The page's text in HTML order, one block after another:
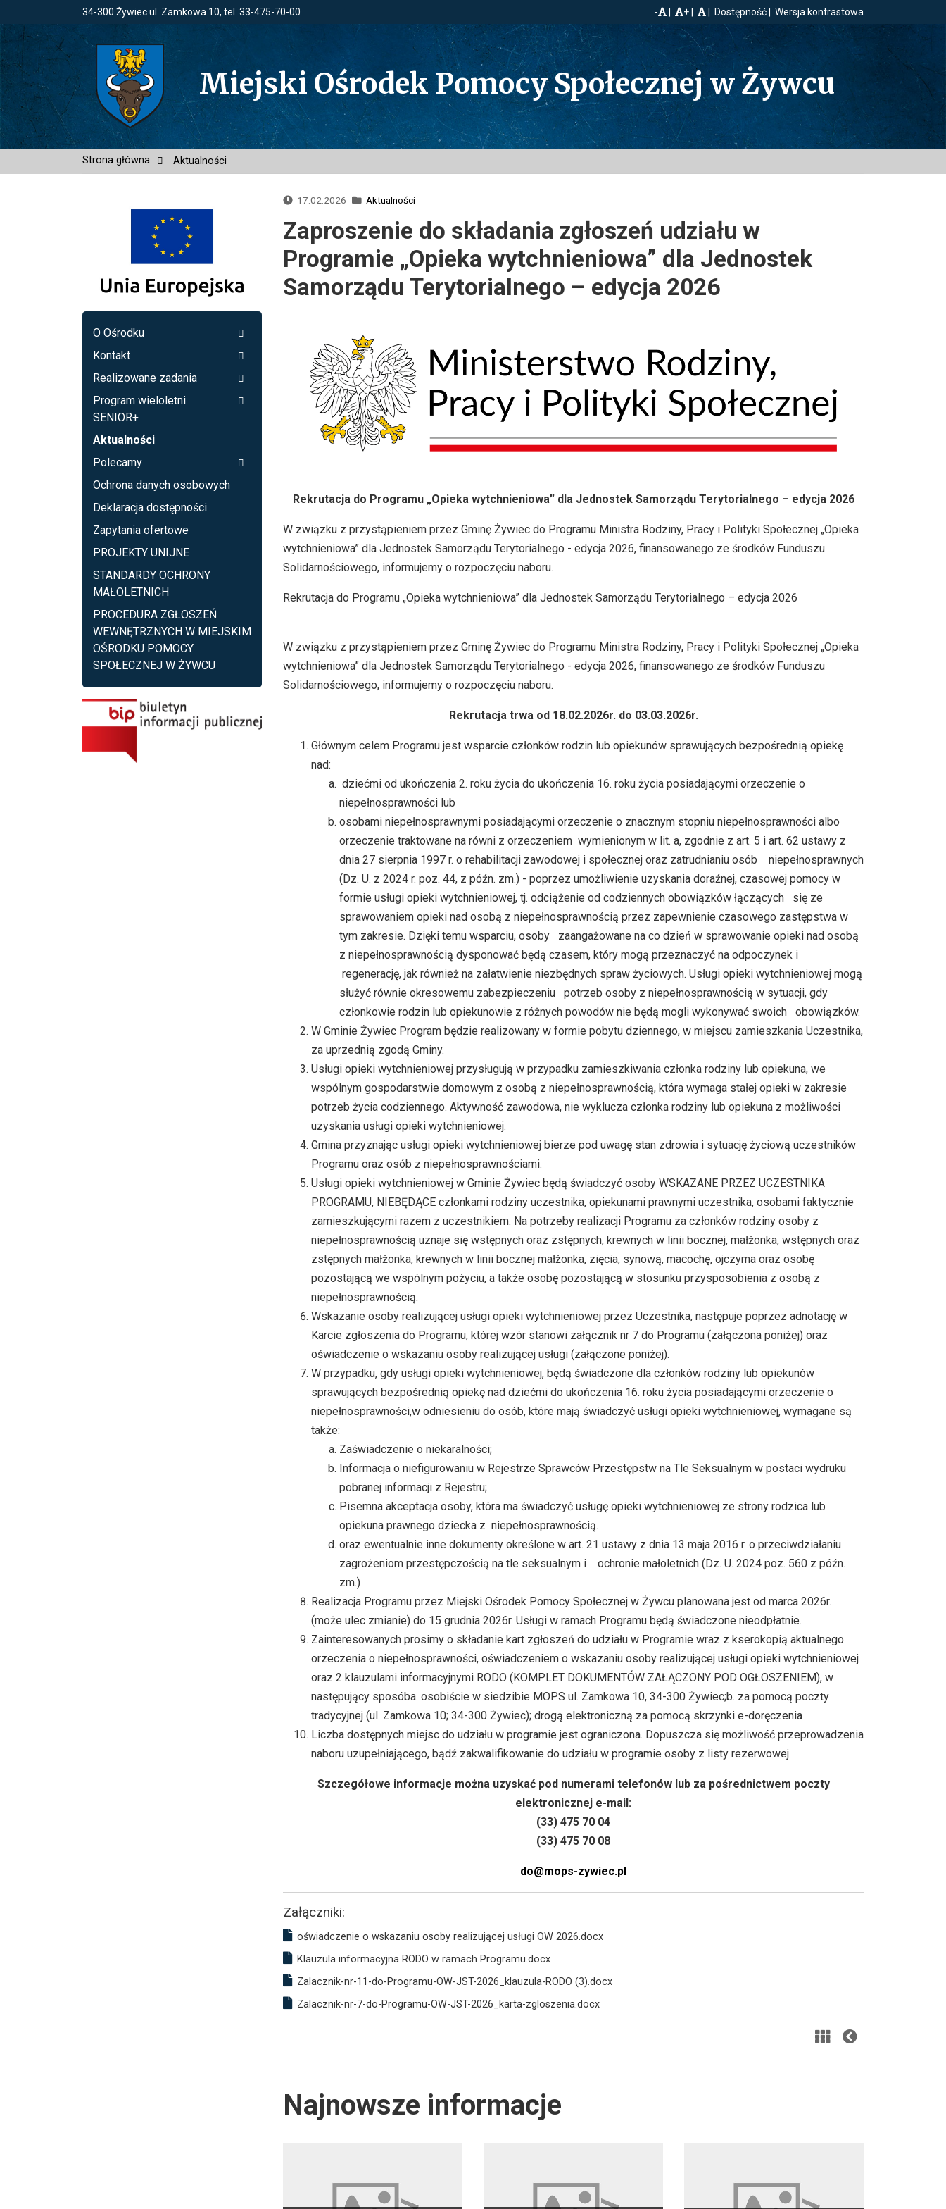
34-300 Żywiec ul. Zamkowa 10, tel. 33-475-70-00 - + Dostępność Wersja kontrastowa
Miejski Ośrodek Pomocy Społecznej w Żywcu
Strona główna Aktualności
O Ośrodku
Kontakt
Realizowane zadania
Program wieloletni
SENIOR+
Aktualności
Polecamy
Ochrona danych osobowych
Deklaracja dostępności
Zapytania ofertowe
PROJEKTY UNIJNE
STANDARDY OCHRONY
MAŁOLETNICH
PROCEDURA ZGŁOSZEŃ
WEWNĘTRZNYCH W MIEJSKIM
OŚRODKU POMOCY
SPOŁECZNEJ W ŻYWCU
17.02.2026 Aktualności
Zaproszenie do składania zgłoszeń udziału w
Programie „Opieka wytchnieniowa” dla Jednostek
Samorządu Terytorialnego – edycja 2026
Rekrutacja do Programu „Opieka wytchnieniowa” dla Jednostek Samorządu Terytorialnego – edycja 2026
W związku z przystąpieniem przez Gminę Żywiec do Programu Ministra Rodziny, Pracy i Polityki Społecznej „Opieka
wytchnieniowa” dla Jednostek Samorządu Terytorialnego - edycja 2026, finansowanego ze środków Funduszu
Solidarnościowego, informujemy o rozpoczęciu naboru.
Rekrutacja do Programu „Opieka wytchnieniowa” dla Jednostek Samorządu Terytorialnego – edycja 2026
W związku z przystąpieniem przez Gminę Żywiec do Programu Ministra Rodziny, Pracy i Polityki Społecznej „Opieka
wytchnieniowa” dla Jednostek Samorządu Terytorialnego - edycja 2026, finansowanego ze środków Funduszu
Solidarnościowego, informujemy o rozpoczęciu naboru.
Rekrutacja trwa od 18.02.2026r. do 03.03.2026r.
Głównym celem Programu jest wsparcie członków rodzin lub opiekunów sprawujących bezpośrednią opiekę
nad:
dziećmi od ukończenia 2. roku życia do ukończenia 16. roku życia posiadającymi orzeczenie o
niepełnosprawności lub
osobami niepełnosprawnymi posiadającymi orzeczenie o znacznym stopniu niepełnosprawności albo
orzeczenie traktowane na równi z orzeczeniem wymienionym w lit. a, zgodnie z art. 5 i art. 62 ustawy z
dnia 27 sierpnia 1997 r. o rehabilitacji zawodowej i społecznej oraz zatrudnianiu osób niepełnosprawnych
(Dz. U. z 2024 r. poz. 44, z późn. zm.) - poprzez umożliwienie uzyskania doraźnej, czasowej pomocy w
formie usługi opieki wytchnieniowej, tj. odciążenie od codziennych obowiązków łączących się ze
sprawowaniem opieki nad osobą z niepełnosprawnością przez zapewnienie czasowego zastępstwa w
tym zakresie. Dzięki temu wsparciu, osoby zaangażowane na co dzień w sprawowanie opieki nad osobą
z niepełnosprawnością dysponować będą czasem, który mogą przeznaczyć na odpoczynek i
regenerację, jak również na załatwienie niezbędnych spraw życiowych. Usługi opieki wytchnieniowej mogą
służyć równie okresowemu zabezpieczeniu potrzeb osoby z niepełnosprawnością w sytuacji, gdy
członkowie rodzin lub opiekunowie z różnych powodów nie będą mogli wykonywać swoich obowiązków.
W Gminie Żywiec Program będzie realizowany w formie pobytu dziennego, w miejscu zamieszkania Uczestnika,
za uprzednią zgodą Gminy.
Usługi opieki wytchnieniowej przysługują w przypadku zamieszkiwania członka rodziny lub opiekuna, we
wspólnym gospodarstwie domowym z osobą z niepełnosprawnością, która wymaga stałej opieki w zakresie
potrzeb życia codziennego. Aktywność zawodowa, nie wyklucza członka rodziny lub opiekuna z możliwości
uzyskania usługi opieki wytchnieniowej.
Gmina przyznając usługi opieki wytchnieniowej bierze pod uwagę stan zdrowia i sytuację życiową uczestników
Programu oraz osób z niepełnosprawnościami.
Usługi opieki wytchnieniowej w Gminie Żywiec będą świadczyć osoby WSKAZANE PRZEZ UCZESTNIKA
PROGRAMU, NIEBĘDĄCE członkami rodziny uczestnika, opiekunami prawnymi uczestnika, osobami faktycznie
zamieszkującymi razem z uczestnikiem. Na potrzeby realizacji Programu za członków rodziny osoby z
niepełnosprawnością uznaje się wstępnych oraz zstępnych, krewnych w linii bocznej, małżonka, wstępnych oraz
zstępnych małżonka, krewnych w linii bocznej małżonka, zięcia, synową, macochę, ojczyma oraz osobę
pozostającą we wspólnym pożyciu, a także osobę pozostającą w stosunku przysposobienia z osobą z
niepełnosprawnością.
Wskazanie osoby realizującej usługi opieki wytchnieniowej przez Uczestnika, następuje poprzez adnotację w
Karcie zgłoszenia do Programu, której wzór stanowi załącznik nr 7 do Programu (załączona poniżej) oraz
oświadczenie o wskazaniu osoby realizującej usługi (załączone poniżej).
W przypadku, gdy usługi opieki wytchnieniowej, będą świadczone dla członków rodziny lub opiekunów
sprawujących bezpośrednią opiekę nad dziećmi do ukończenia 16. roku życia posiadającymi orzeczenie o
niepełnosprawności,w odniesieniu do osób, które mają świadczyć usługi opieki wytchnieniowej, wymagane są
także:
Zaświadczenie o niekaralności;
Informacja o niefigurowaniu w Rejestrze Sprawców Przestępstw na Tle Seksualnym w postaci wydruku
pobranej informacji z Rejestru;
Pisemna akceptacja osoby, która ma świadczyć usługę opieki wytchnieniowej ze strony rodzica lub
opiekuna prawnego dziecka z niepełnosprawnością.
oraz ewentualnie inne dokumenty określone w art. 21 ustawy z dnia 13 maja 2016 r. o przeciwdziałaniu
zagrożeniom przestępczością na tle seksualnym i ochronie małoletnich (Dz. U. 2024 poz. 560 z późn.
zm.)
Realizacja Programu przez Miejski Ośrodek Pomocy Społecznej w Żywcu planowana jest od marca 2026r.
(może ulec zmianie) do 15 grudnia 2026r. Usługi w ramach Programu będą świadczone nieodpłatnie.
Zainteresowanych prosimy o składanie kart zgłoszeń do udziału w Programie wraz z kserokopią aktualnego
orzeczenia o niepełnosprawności, oświadczeniem o wskazaniu osoby realizującej usługi opieki wytchnieniowej
oraz 2 klauzulami informacyjnymi RODO (KOMPLET DOKUMENTÓW ZAŁĄCZONY POD OGŁOSZENIEM), w
następujący sposóba. osobiście w siedzibie MOPS ul. Zamkowa 10, 34-300 Żywiec;b. za pomocą poczty
tradycyjnej (ul. Zamkowa 10; 34-300 Żywiec); drogą elektroniczną za pomocą skrzynki e-doręczenia
Liczba dostępnych miejsc do udziału w programie jest ograniczona. Dopuszcza się możliwość przeprowadzenia
naboru uzupełniającego, bądź zakwalifikowanie do udziału w programie osoby z listy rezerwowej.
Szczegółowe informacje można uzyskać pod numerami telefonów lub za pośrednictwem poczty
elektronicznej e-mail:
(33) 475 70 04
(33) 475 70 08
do@mops-zywiec.pl
Załączniki:
oświadczenie o wskazaniu osoby realizującej usługi OW 2026.docx
Klauzula informacyjna RODO w ramach Programu.docx
Zalacznik-nr-11-do-Programu-OW-JST-2026_klauzula-RODO (3).docx
Zalacznik-nr-7-do-Programu-OW-JST-2026_karta-zgloszenia.docx
Najnowsze informacje